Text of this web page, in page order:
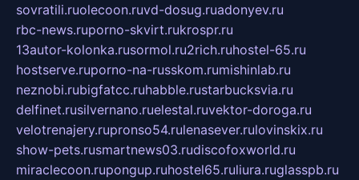
sovratili.ruolecoon.ruvd-dosug.ruadonyev.ru
rbc-news.ruporno-skvirt.rukrospr.ru
13autor-kolonka.rusormol.ru2rich.ruhostel-65.ru
hostserve.ruporno-na-russkom.rumishinlab.ru
neznobi.rubigfatcc.ruhabble.rustarbucksvia.ru
delfinet.rusilvernano.ruelestal.ruvektor-doroga.ru
velotrenajery.rupronso54.rulenasever.rulovinskix.ru
show-pets.rusmartnews03.rudiscofoxworld.ru
miraclecoon.rupongup.ruhostel65.ruliura.ruglasspb.ru